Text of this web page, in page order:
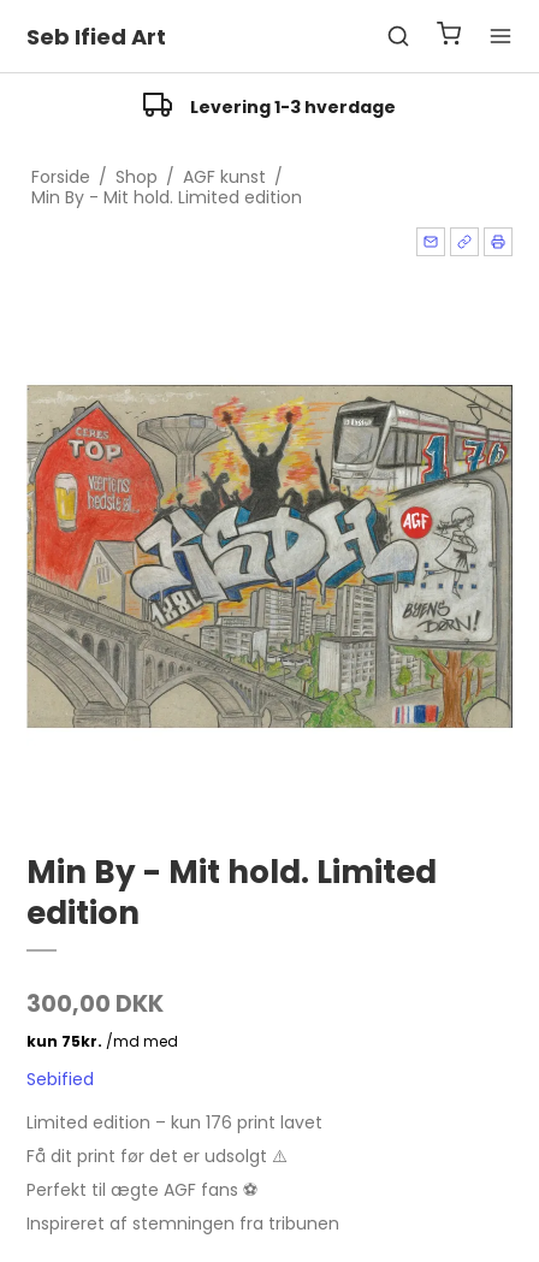
Seb Ified Art
Levering 1-3 hverdage
Forside / Shop / AGF kunst /
Min By - Mit hold. Limited edition
Min By - Mit hold. Limited
edition
300,00 DKK
Sebified
Limited edition – kun 176 print lavet
Få dit print før det er udsolgt ⚠️
Perfekt til ægte AGF fans ⚽
Inspireret af stemningen fra tribunen